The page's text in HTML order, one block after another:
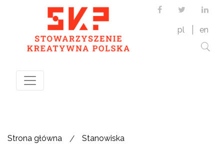
FacebookTwitter
pl en
Strona główna / Stanowiska